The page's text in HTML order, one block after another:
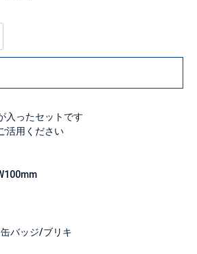
入ったセットです
活用ください
バッジ/ブリキ